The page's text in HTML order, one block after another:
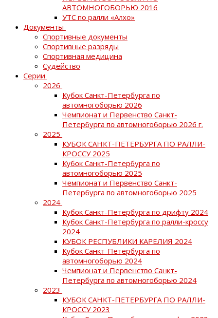
АВТОМНОГОБОРЬЮ 2016
УТС по ралли «Алхо»
Документы
Спортивные документы
Спортивные разряды
Спортивная медицина
Судейство
Серии
2026
Кубок Санкт-Петербурга по
автомногоборью 2026
Чемпионат и Первенство Санкт-
Петербурга по автомногоборью 2026 г.
2025
КУБОК САНКТ-ПЕТЕРБУРГА ПО РАЛЛИ-
КРОССУ 2025
Кубок Санкт-Петербурга по
автомногоборью 2025
Чемпионат и Первенство Санкт-
Петербурга по автомногоборью 2025
2024
Кубок Санкт-Петербурга по дрифту 2024
Кубок Санкт-Петербурга по ралли-кроссу
2024
КУБОК РЕСПУБЛИКИ КАРЕЛИЯ 2024
Кубок Санкт-Петербурга по
автомногоборью 2024
Чемпионат и Первенство Санкт-
Петербурга по автомногоборью 2024
2023
КУБОК САНКТ-ПЕТЕРБУРГА ПО РАЛЛИ-
КРОССУ 2023